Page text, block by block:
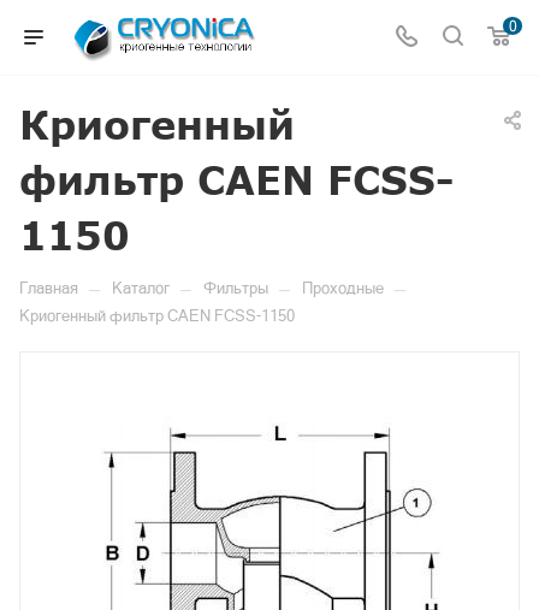
0
Криогенный
фильтр CAEN FCSS-
1150
Главная — Каталог — Фильтры — Проходные —
Криогенный фильтр CAEN FCSS-1150